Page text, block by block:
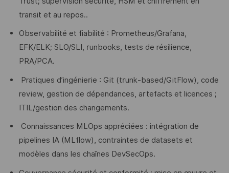
transit et au repos..
Observabilité et fiabilité : Prometheus/Grafana,
EFK/ELK; SLO/SLI, runbooks, tests de résilience,
PRA/PCA.
Pratiques d’ingénierie : Git (trunk‑based/GitFlow), code
review, gestion de dépendances, artefacts et licences ;
ITIL/gestion des changements.
Connaissances MLOps appréciées : intégration de
pipelines IA (MLflow), contraintes de datasets et
modèles dans les chaînes DevSecOps.